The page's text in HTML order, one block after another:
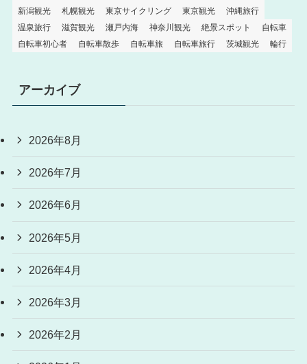
新潟観光
札幌観光 東京サイクリング 東京観光
沖縄旅行
温泉旅行
滋賀観光 瀬戸内海 神奈川観光 絶景スポット
自転車
自転車初心者
自転車散歩 自転車旅 自転車旅行 茨城観光 輪行
アーカイブ
2026年8月
2026年7月
2026年6月
2026年5月
2026年4月
2026年3月
2026年2月